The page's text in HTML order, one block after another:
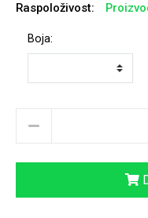
Raspoloživost:
Boja:
Svemirska kolekcija
Love motivi